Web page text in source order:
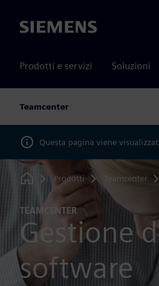
Siemens
Prodotti e servizi Soluzioni
Teamcenter
Questa pagina viene
Home
Prodotti Teamcenter
TEAMCENTER
Gestione
software